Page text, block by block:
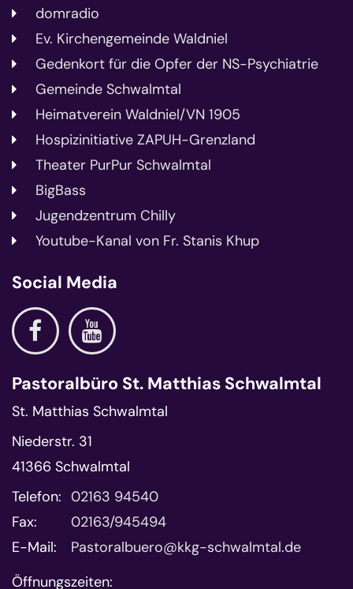
domradio
Ev. Kirchengemeinde Waldniel
Gedenkort für die Opfer der NS-Psychiatrie
Gemeinde Schwalmtal
Heimatverein Waldniel/VN 1905
Hospizinitiative ZAPUH-Grenzland
Theater PurPur Schwalmtal
BigBass
Jugendzentrum Chilly
Youtube-Kanal von Fr. Stanis Khup
Social Media
Pastoralbüro St. Matthias Schwalmtal
St. Matthias Schwalmtal
Niederstr. 31
41366 Schwalmtal
Telefon: 02163 94540
Fax:
02163/945494
E-Mail:
Pastoralbuero@kkg-schwalmtal.de
Öffnungszeiten: